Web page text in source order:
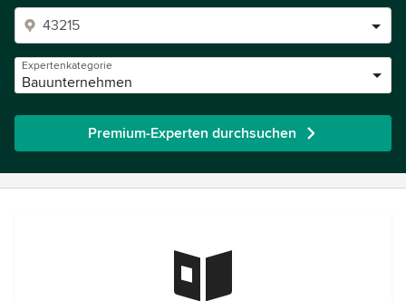
Expertenkategorie
Bauunternehmen
Premium-Experten durchsuchen